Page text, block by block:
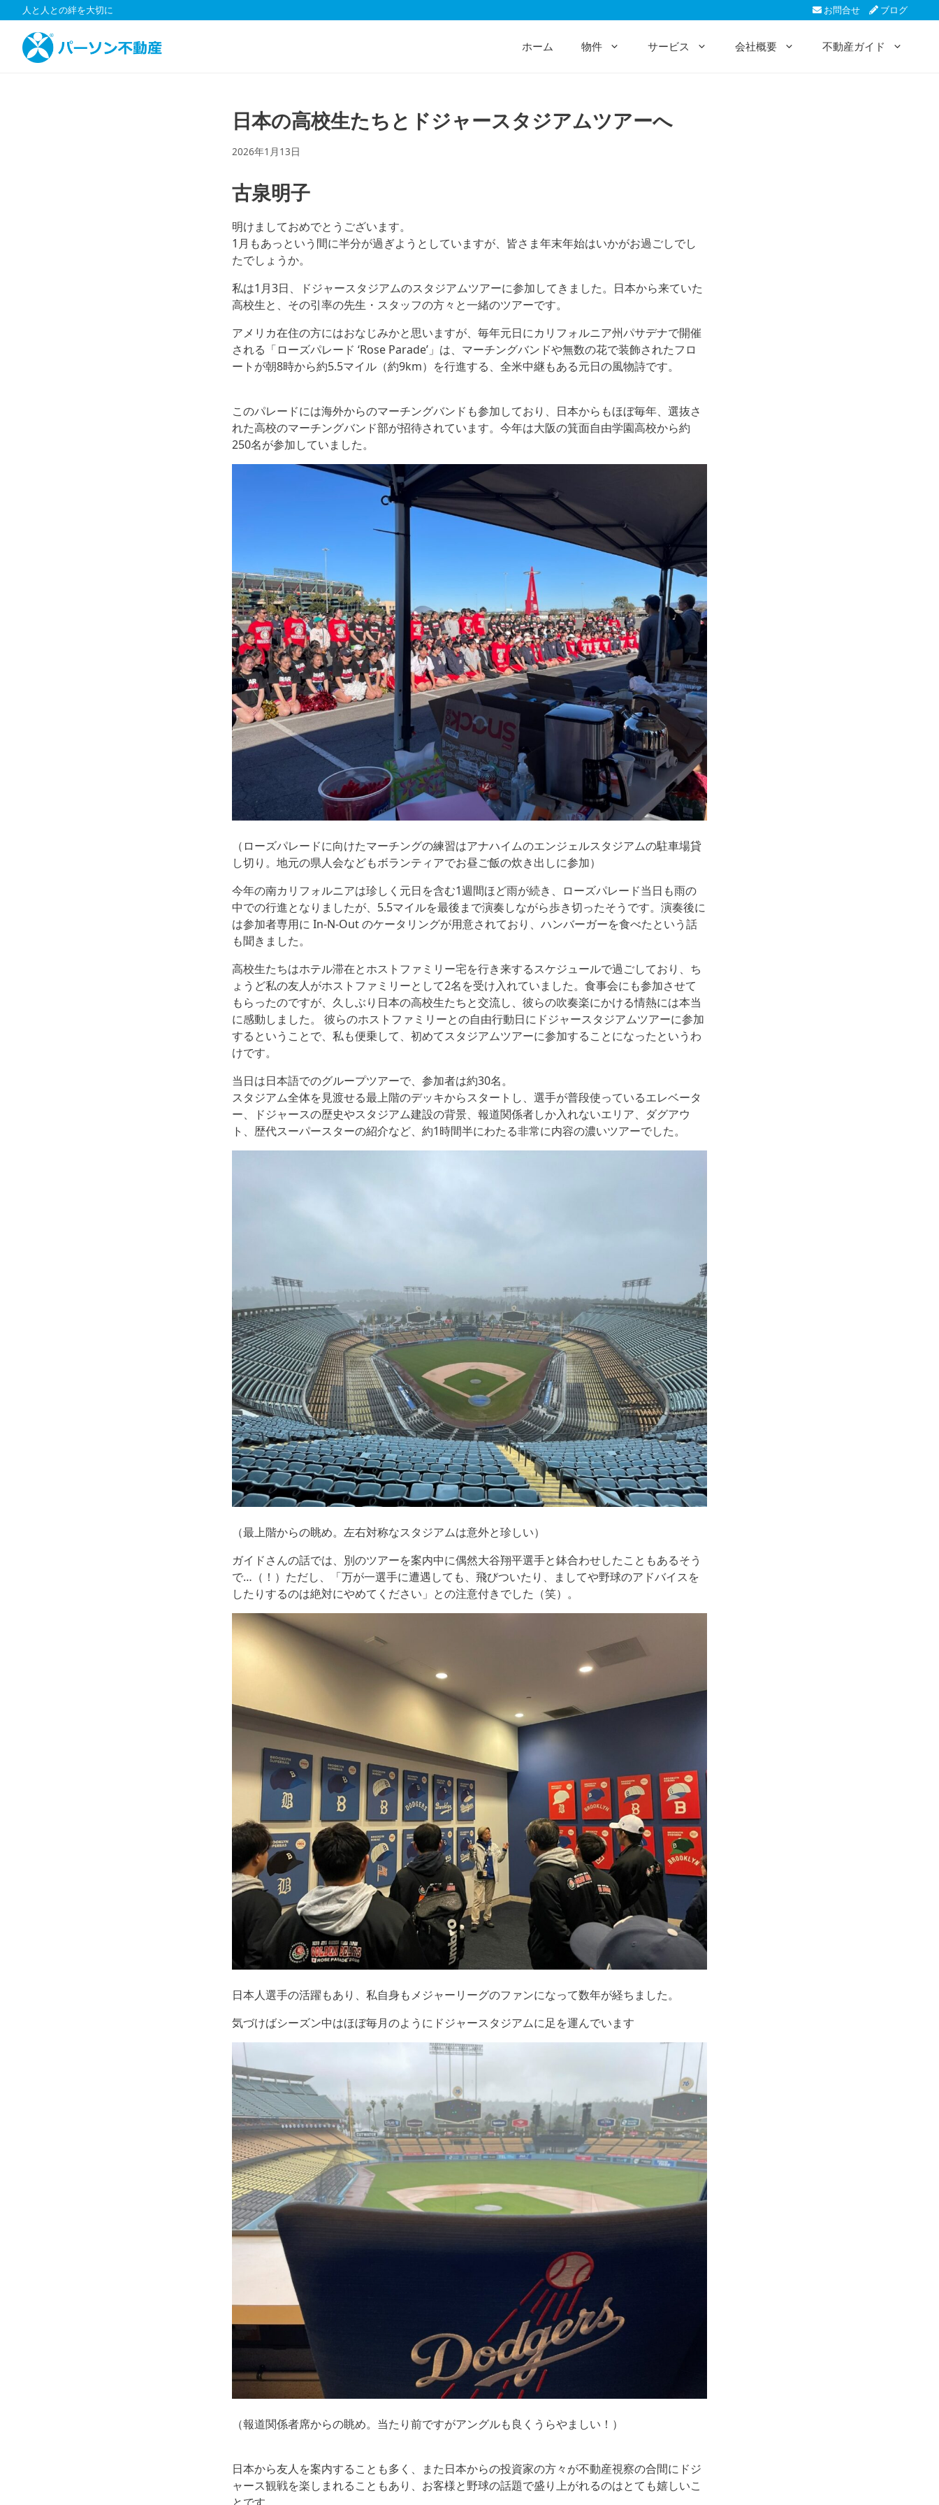
ン
人と人との絆を大切に お問合せ ブログ
ホーム 物件 サービス 会社概要 不動産ガイド
日本の高校生たちとドジャースタジアムツアーへ
2026年1月13日
古泉明子
明けましておめでとうございます。
1月もあっという間に半分が過ぎようとしていますが、皆さま年末年始はいかがお過ごしでし
たでしょうか。
私は1月3日、ドジャースタジアムのスタジアムツアーに参加してきました。日本から来ていた
高校生と、その引率の先生・スタッフの方々と一緒のツアーです。
アメリカ在住の方にはおなじみかと思いますが、毎年元日にカリフォルニア州パサデナで開催
される「ローズパレード ‘Rose Parade’」は、マーチングバンドや無数の花で装飾されたフロ
ートが朝8時から約5.5マイル（約9km）を行進する、全米中継もある元日の風物詩です。
このパレードには海外からのマーチングバンドも参加しており、日本からもほぼ毎年、選抜さ
れた高校のマーチングバンド部が招待されています。今年は大阪の箕面自由学園高校から約
250名が参加していました。
（ローズパレードに向けたマーチングの練習はアナハイムのエンジェルスタジアムの駐車場貸
し切り。地元の県人会などもボランティアでお昼ご飯の炊き出しに参加）
今年の南カリフォルニアは珍しく元日を含む1週間ほど雨が続き、ローズパレード当日も雨の
中での行進となりましたが、5.5マイルを最後まで演奏しながら歩き切ったそうです。演奏後に
は参加者専用に In-N-Out のケータリングが用意されており、ハンバーガーを食べたという話
も聞きました。
高校生たちはホテル滞在とホストファミリー宅を行き来するスケジュールで過ごしており、ち
ょうど私の友人がホストファミリーとして2名を受け入れていました。食事会にも参加させて
もらったのですが、久しぶり日本の高校生たちと交流し、彼らの吹奏楽にかける情熱には本当
に感動しました。 彼らのホストファミリーとの自由行動日にドジャースタジアムツアーに参加
するということで、私も便乗して、初めてスタジアムツアーに参加することになったというわ
けです。
当日は日本語でのグループツアーで、参加者は約30名。
スタジアム全体を見渡せる最上階のデッキからスタートし、選手が普段使っているエレベータ
ー、ドジャースの歴史やスタジアム建設の背景、報道関係者しか入れないエリア、ダグアウ
ト、歴代スーパースターの紹介など、約1時間半にわたる非常に内容の濃いツアーでした。
（最上階からの眺め。左右対称なスタジアムは意外と珍しい）
ガイドさんの話では、別のツアーを案内中に偶然大谷翔平選手と鉢合わせしたこともあるそう
で…（！）ただし、「万が一選手に遭遇しても、飛びついたり、ましてや野球のアドバイスを
したりするのは絶対にやめてください」との注意付きでした（笑）。
日本人選手の活躍もあり、私自身もメジャーリーグのファンになって数年が経ちました。
気づけばシーズン中はほぼ毎月のようにドジャースタジアムに足を運んでいます
（報道関係者席からの眺め。当たり前ですがアングルも良くうらやましい！）
日本から友人を案内することも多く、また日本からの投資家の方々が不動産視察の合間にドジ
ャース観戦を楽しまれることもあり、お客様と野球の話題で盛り上がれるのはとても嬉しいこ